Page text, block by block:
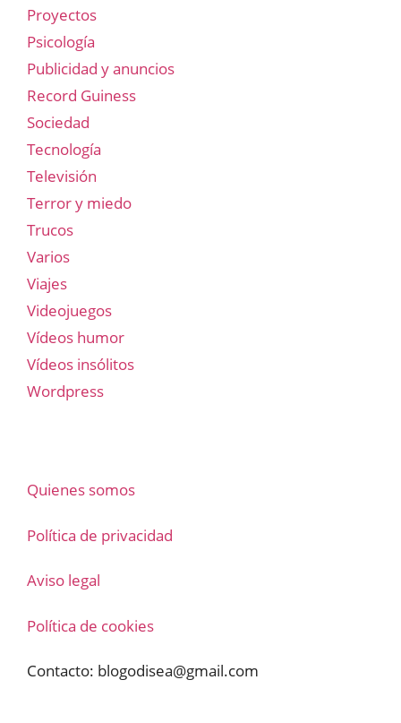
Proyectos
Psicología
Publicidad y anuncios
Record Guiness
Sociedad
Tecnología
Televisión
Terror y miedo
Trucos
Varios
Viajes
Videojuegos
Vídeos humor
Vídeos insólitos
Wordpress
Quienes somos
Política de privacidad
Aviso legal
Política de cookies
Contacto: blogodisea@gmail.com